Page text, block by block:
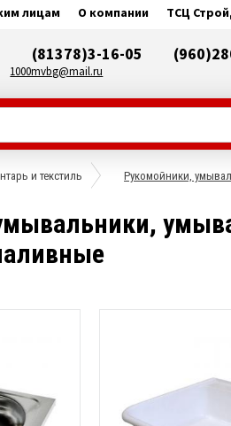
лицам О компании ТСЦ
(81378)3-16-05
1000mvbg@mail.ru
и текстиль Рукомойники,